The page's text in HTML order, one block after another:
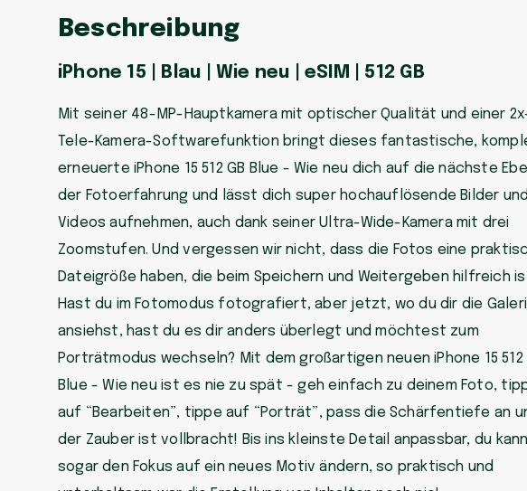
Beschreibung
iPhone 15 | Blau | Wie neu | eSIM | 512 GB
Mit seiner 48-MP-Hauptkamera mit optischer Qualität und einer
Tele-Kamera-Softwarefunktion bringt dieses fantastische,
erneuerte iPhone 15 512 GB Blue - Wie neu dich auf die nächste
der Fotoerfahrung und lässt dich super hochauflösende Bilder und
Videos aufnehmen, auch dank seiner Ultra-Wide-Kamera mit drei
Zoomstufen. Und vergessen wir nicht, dass die Fotos eine
Dateigröße haben, die beim Speichern und Weitergeben hilfreich
Hast du im Fotomodus fotografiert, aber jetzt, wo du dir die
ansiehst, hast du es dir anders überlegt und möchtest zum
Porträtmodus wechseln? Mit dem großartigen neuen iPhone 15 512
Blue - Wie neu ist es nie zu spät - geh einfach zu deinem Foto,
auf “Bearbeiten”, tippe auf “Porträt”, pass die Schärfentiefe an
der Zauber ist vollbracht! Bis ins kleinste Detail anpassbar, du
sogar den Fokus auf ein neues Motiv ändern, so praktisch und